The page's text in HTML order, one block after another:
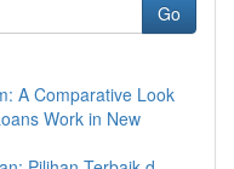
Go
A Comparative Look
Work in New